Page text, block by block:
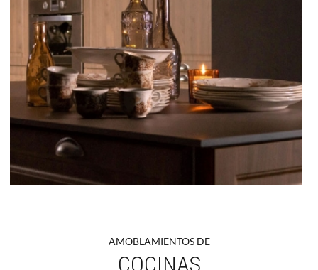
AMOBLAMIENTOS DE
COCINAS